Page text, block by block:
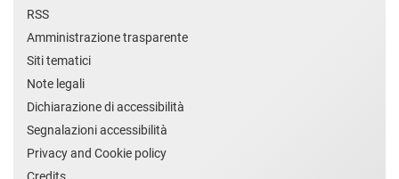
RSS
Amministrazione trasparente
Siti tematici
Note legali
Dichiarazione di accessibilità
Segnalazioni accessibilità
Privacy and Cookie policy